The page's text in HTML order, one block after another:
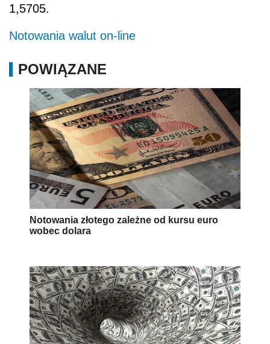
1,5705.
Notowania walut on-line
POWIĄZANE
Notowania złotego zależne od kursu euro
wobec dolara